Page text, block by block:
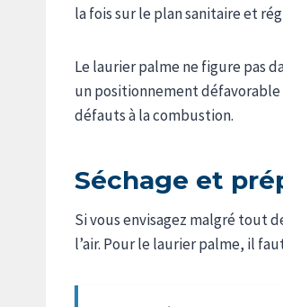
la fois sur le plan sanitaire et
Le laurier palme ne figure pas
un positionnement défavorable
défauts à la combustion.
Séchage et
Si vous envisagez malgré tout
l’air. Pour le laurier palme, il